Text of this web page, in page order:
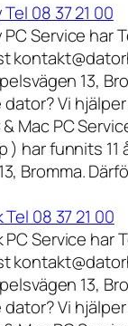
08 37 21 00
PC Service har
13,
Vi hjälper
Mac PC
) har funnits 11
Bromma.
08 37 21 00
PC Service har
13,
Vi hjälper